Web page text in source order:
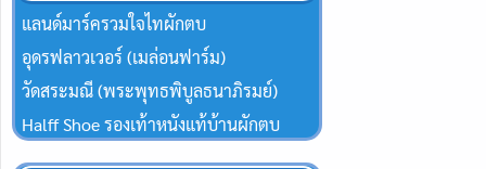
แลนด์มาร์ครวมใจไทผักตบ
อุดรฟลาวเวอร์ (เมล่อนฟาร์ม)
วัดสระมณี (พระพุทธพิบูลธนาภิรมย์)
Halff Shoe รองเท้าหนังแท้บ้านผักตบ